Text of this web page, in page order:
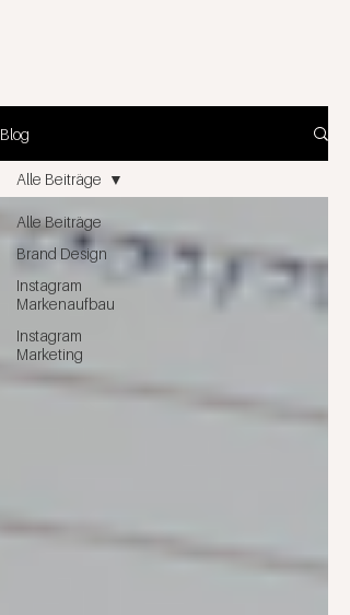
Blog
Alle Beiträge
Brand Design
Instagram
Markenaufbau
Instagram
Marketing
Alle Beiträge